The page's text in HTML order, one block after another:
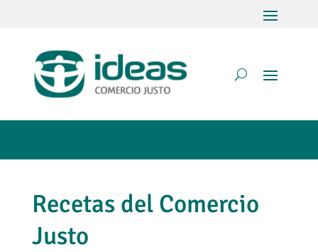
Recetas del Comercio
Justo